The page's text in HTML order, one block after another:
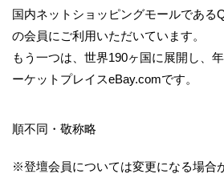
国内ネットショッピングモールである
の会員にご利用いただいています。
もう一つは、世界190ヶ国に展開し、
ーケットプレイスeBay.comです。
順不同・敬称略
※登壇会員については変更になる場合